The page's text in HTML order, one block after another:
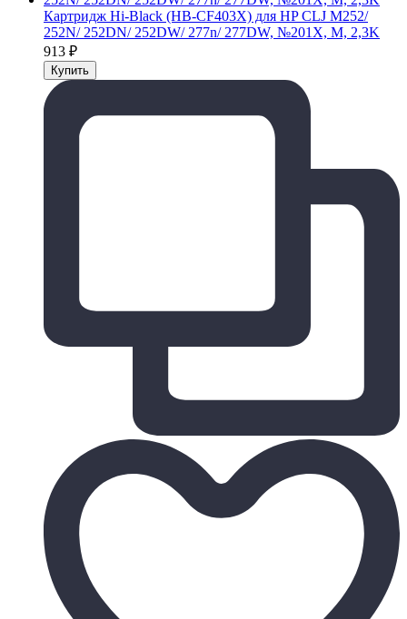
Картридж Hi-Black (HB-CF403X) для HP CLJ M252/
252N/ 252DN/ 252DW/ 277n/ 277DW, №201X, M, 2,3K
913 ₽